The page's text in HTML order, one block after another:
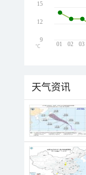
01 02 03
15
12
9
℃
天气资讯